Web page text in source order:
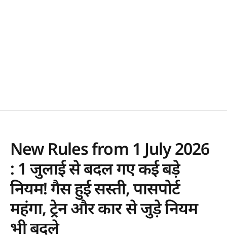
New Rules from 1 July 2026
: 1 जुलाई से बदल गए कई बड़े
नियम! गैस हुई सस्ती, पासपोर्ट
महंगा, ट्रेन और कार से जुड़े नियम
भी बदले